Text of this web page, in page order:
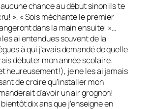
chance au début sinon ils te
», « Sois méchante le premier
dans la main ensuite! »…
ai entendues souvent de la
à qui j’avais demandé de quelle
débuter mon année scolaire.
heureusement!), je ne les ai jamais
de croire qu’installer mon
d’avoir un air grognon!
dix ans que j’enseigne en